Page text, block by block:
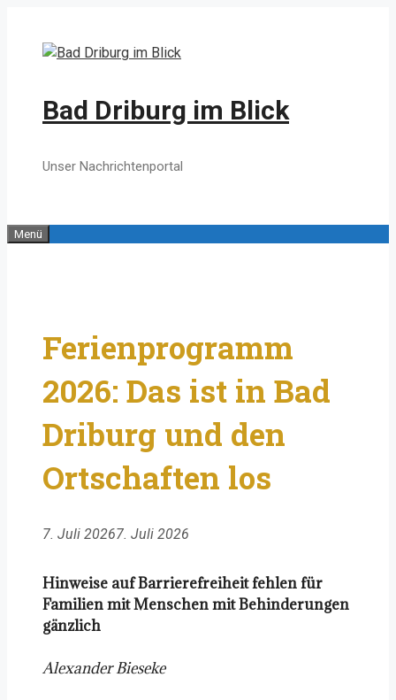
springen
Bad Driburg im Blick
Unser Nachrichtenportal
Menü
Ferienprogramm
2026: Das ist in Bad
Driburg und den
Ortschaften los
7. Juli 20267. Juli 2026
Hinweise auf Barrierefreiheit fehlen für
Familien mit Menschen mit Behinderungen
gänzlich
Alexander Bieseke